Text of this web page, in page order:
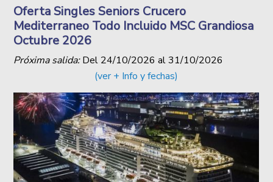
Oferta Singles Seniors Crucero
Mediterraneo Todo Incluido MSC Grandiosa
Octubre 2026
Próxima salida:Del 24/10/2026 al31/10/2026
(ver + Info y fechas)